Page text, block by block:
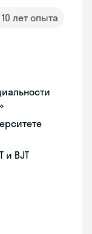
10 лет опыта
и BJT